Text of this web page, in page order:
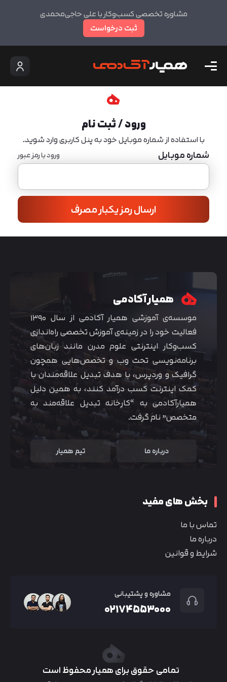
مشاوره تخصصی کسب‌وکار با علی حاجی‌محمدی
ثبت درخواست
ورود / ثبت نام
با استفاده از شماره موبایل خود به پنل کاربری وارد شوید.
شماره موبایل ورود با رمز عبور
ارسال رمز یکبار مصرف
همیار آکادمی
موسسه‌ی آموزشی همیار آکادمی از سال ۱۳۹۰
فعالیت خود را در زمینه‌ی آموزش تخصصی راه‌اندازی
کسب‌و‌کار اینترنتی علوم مدرن مانند زبان‌های
برنامه‌نویسی تحت وب و تخصص‌هایی همچون
گرافیک و وردپرس، با هدف تبدیل علاقه‌مندان با
کمک اینترنت کسب درآمد کنند، به همین دلیل
همیارآکادمی به “کارخانه تبدیل علاقه‌مند به
متخصص” نام گرفت.
درباره ما تیم همیار
بخش های مفید
تماس با ما
درباره ما
شرایط و قوانین
مشاوره و پشتیبانی
۰۲۱۷۴۵۵۳۰۰۰
تمامی حقوق برای همیار محفوظ است
متوجه شدم